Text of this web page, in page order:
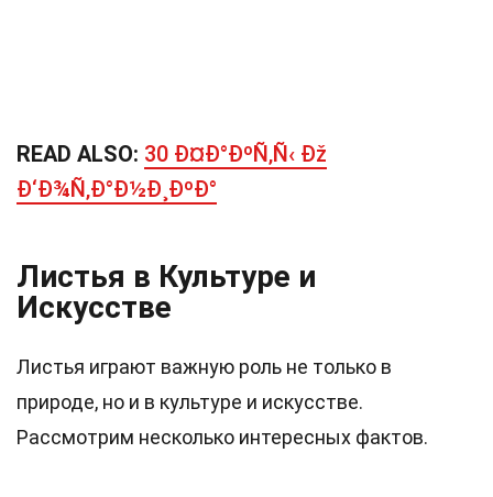
READ ALSO: 30 Ð¤Ð°ÐºÑ‚Ñ‹ Ðž
Ð‘Ð¾Ñ‚Ð°Ð½Ð¸ÐºÐ°
Листья в Культуре и
Искусстве
Листья играют важную роль не только в
природе, но и в культуре и искусстве.
Рассмотрим несколько интересных фактов.